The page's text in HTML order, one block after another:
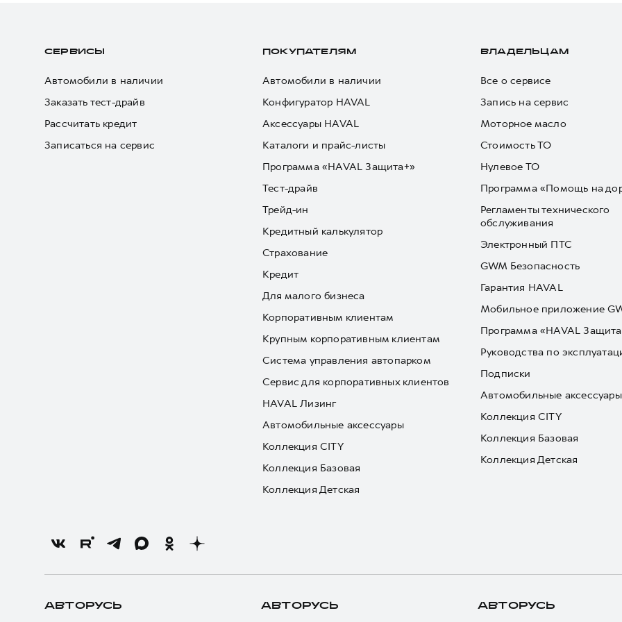
СЕРВИСЫ
Автомобили в наличии
Заказать тест-драйв
Рассчитать кредит
Записаться на сервис
ПОКУПАТЕЛЯМ
Автомобили в наличии
Конфигуратор HAVAL
Аксессуары HAVAL
Каталоги и прайс-листы
Программа «HAVAL Защита+»
Тест-драйв
Трейд-ин
Кредитный калькулятор
Страхование
Кредит
Для малого бизнеса
Корпоративным клиентам
Крупным корпоративным клиентам
Система управления автопарком
Сервис для корпоративных клиентов
HAVAL Лизинг
Автомобильные аксессуары
Коллекция CITY
Коллекция Базовая
Коллекция Детская
ВЛАДЕЛЬЦАМ
Все о сервисе
Запись на сервис
Моторное масло
Стоимость ТО
Нулевое ТО
Программа «Помощь на
Регламенты технического
обслуживания
Электронный ПТС
GWM Безопасность
Гарантия HAVAL
Мобильное приложение
Программа «HAVAL
Руководства по
Подписки
Автомобильные аксессуары
Коллекция CITY
Коллекция Базовая
Коллекция Детская
АВТОРУСЬ АВТОРУСЬ АВТОРУСЬ